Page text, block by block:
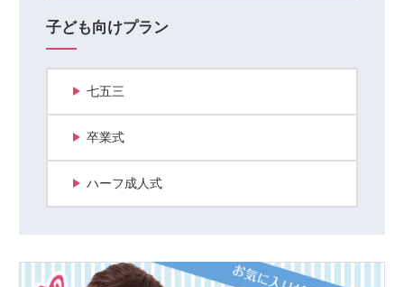
子ども向けプラン
七五三
卒業式
ハーフ成人式